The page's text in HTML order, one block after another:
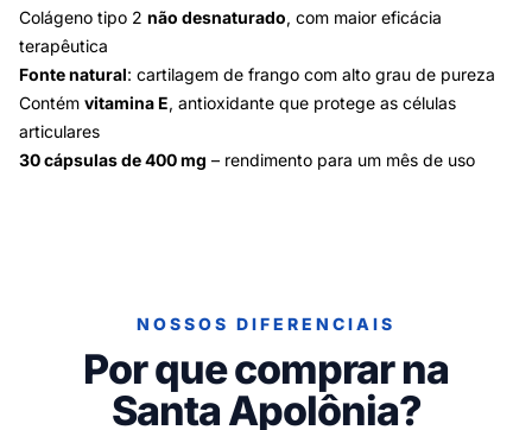
Colágeno tipo 2 não desnaturado, com maior eficácia
terapêutica
Fonte natural: cartilagem de frango com alto grau de pureza
Contém vitamina E, antioxidante que protege as células
articulares
30 cápsulas de 400 mg – rendimento para um mês de uso
NOSSOS DIFERENCIAIS
Por que comprar na
Santa Apolônia?